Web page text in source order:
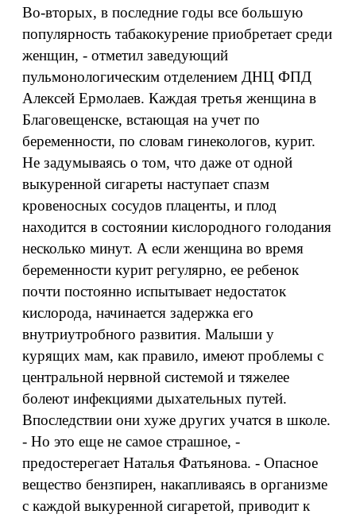
Во-вторых, в последние годы все большую
популярность табакокурение приобретает среди
женщин, - отметил заведующий
пульмонологическим отделением ДНЦ ФПД
Алексей Ермолаев. Каждая третья женщина в
Благовещенске, встающая на учет по
беременности, по словам гинекологов, курит.
Не задумываясь о том, что даже от одной
выкуренной сигареты наступает спазм
кровеносных сосудов плаценты, и плод
находится в состоянии кислородного голодания
несколько минут. А если женщина во время
беременности курит регулярно, ее ребенок
почти постоянно испытывает недостаток
кислорода, начинается задержка его
внутриутробного развития. Малыши у
курящих мам, как правило, имеют проблемы с
центральной нервной системой и тяжелее
болеют инфекциями дыхательных путей.
Впоследствии они хуже других учатся в школе.
- Но это еще не самое страшное, -
предостерегает Наталья Фатьянова. - Опасное
вещество бензпирен, накапливаясь в организме
с каждой выкуренной сигаретой, приводит к